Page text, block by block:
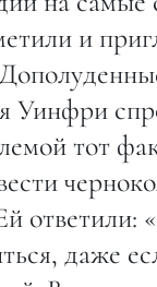
и
Уинфри
тот
даже